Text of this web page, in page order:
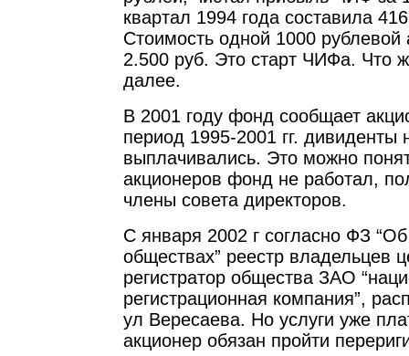
квартал 1994 года составила
Стоимость одной 1000 рублевой
2.500 руб. Это старт ЧИФа. Что
далее.
В 2001 году фонд сообщает
период 1995-2001 гг. дивиденты
выплачивались. Это можно
акционеров фонд не работал,
члены совета директоров.
С января 2002 г согласно ФЗ
обществах” реестр владельцев
регистратор общества ЗАО
регистрационная компания”,
ул Вересаева. Но услуги уже
акционер обязан пройти